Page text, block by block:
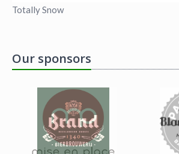
Totally Snow
Our sponsors